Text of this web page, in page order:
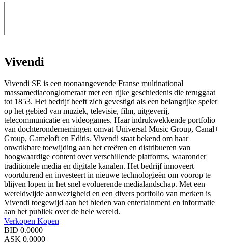
Vivendi
Vivendi SE is een toonaangevende Franse multinational
massamediaconglomeraat met een rijke geschiedenis die teruggaat
tot 1853. Het bedrijf heeft zich gevestigd als een belangrijke speler
op het gebied van muziek, televisie, film, uitgeverij,
telecommunicatie en videogames. Haar indrukwekkende portfolio
van dochterondernemingen omvat Universal Music Group, Canal+
Group, Gameloft en Editis. Vivendi staat bekend om haar
onwrikbare toewijding aan het creëren en distribueren van
hoogwaardige content over verschillende platforms, waaronder
traditionele media en digitale kanalen. Het bedrijf innoveert
voortdurend en investeert in nieuwe technologieën om voorop te
blijven lopen in het snel evoluerende medialandschap. Met een
wereldwijde aanwezigheid en een divers portfolio van merken is
Vivendi toegewijd aan het bieden van entertainment en informatie
aan het publiek over de hele wereld.
Verkopen Kopen
BID 0.0000
ASK 0.0000